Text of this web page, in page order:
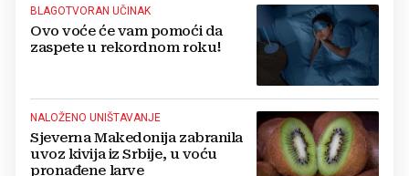
BLAGOTVORAN UČINAK
Ovo voće će vam pomoći da
zaspete u rekordnom roku!
NALOŽENO UNIŠTAVANJE
Sjeverna Makedonija zabranila
uvoz kivija iz Srbije, u voću
pronađene larve